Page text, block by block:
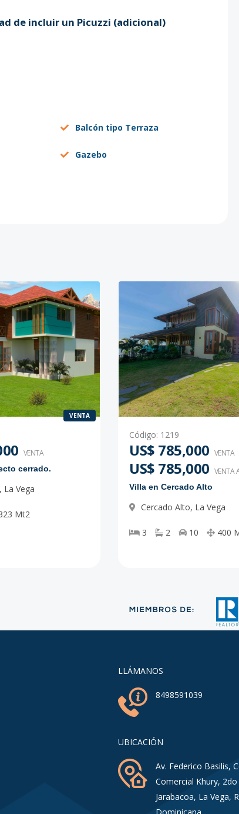
de incluir un Picuzzi (adicional)
Balcón tipo Terraza
Gazebo
VENTA
VENTA
cerrado.
, La Vega
Mt2
Código: 1219
US$ 785,000 VENTA
US$ 785,000 VENTA
Villa en Cercado Alto
Cercado Alto, La Vega
3 2 10 400
LLÁMANOS
8498591039
UBICACIÓN
Av. Federico Basilis,
Comercial Khury, 2do
Jarabacoa, La Vega,